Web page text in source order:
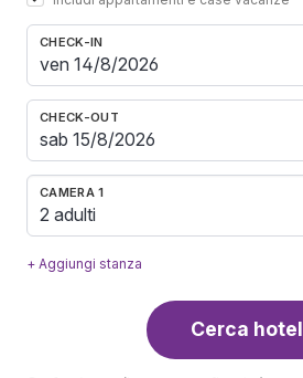
CHECK-IN
CHECK-OUT
CAMERA 1
2 adulti
+ Aggiungi stanza
Cerca hotel